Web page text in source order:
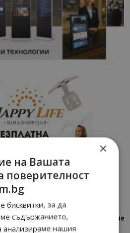
картичка от…”: Петрич – Изживяване
×
на Вашата
поверителност
бисквитки, за да
съдържанието,
анализираме нашия